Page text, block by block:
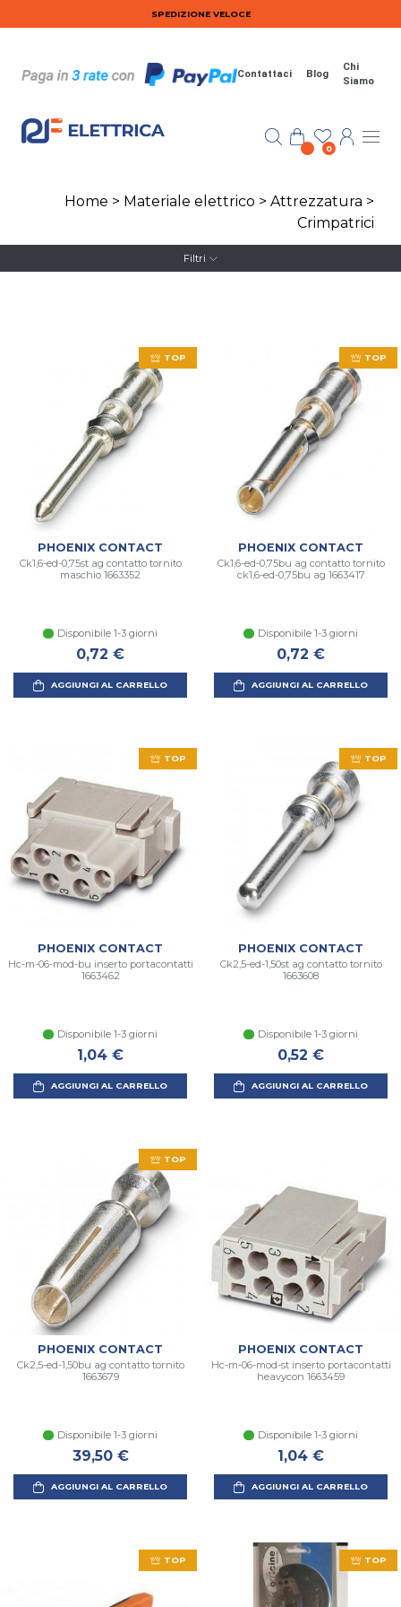
Salta al contenuto principaleSPEDIZIONE VELOCE
Contattaci Blog
Chi
Siamo
0
Home > Materiale elettrico > Attrezzatura >
Crimpatrici
Filtri
TOP
PHOENIX CONTACT
Ck1,6-ed-0,75st ag contatto tornito
maschio 1663352
Disponibile 1-3 giorni
0,72 €
AGGIUNGI AL CARRELLO
TOP
PHOENIX CONTACT
Ck1,6-ed-0,75bu ag contatto tornito
ck1,6-ed-0,75bu ag 1663417
Disponibile 1-3 giorni
0,72 €
AGGIUNGI AL CARRELLO
TOP
PHOENIX CONTACT
Hc-m-06-mod-bu inserto portacontatti
1663462
Disponibile 1-3 giorni
1,04 €
AGGIUNGI AL CARRELLO
TOP
PHOENIX CONTACT
Ck2,5-ed-1,50st ag contatto tornito
1663608
Disponibile 1-3 giorni
0,52 €
AGGIUNGI AL CARRELLO
TOP
PHOENIX CONTACT
Ck2,5-ed-1,50bu ag contatto tornito
1663679
Disponibile 1-3 giorni
39,50 €
AGGIUNGI AL CARRELLO
PHOENIX CONTACT
Hc-m-06-mod-st inserto portacontatti
heavycon 1663459
Disponibile 1-3 giorni
1,04 €
AGGIUNGI AL CARRELLO
TOP TOP